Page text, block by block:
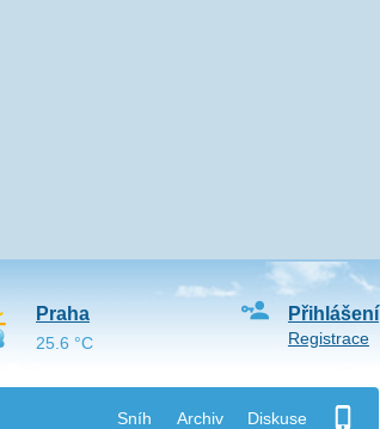
Sníh Archiv Diskuse
Přihlášení
Registrace
Praha
25.6 °C